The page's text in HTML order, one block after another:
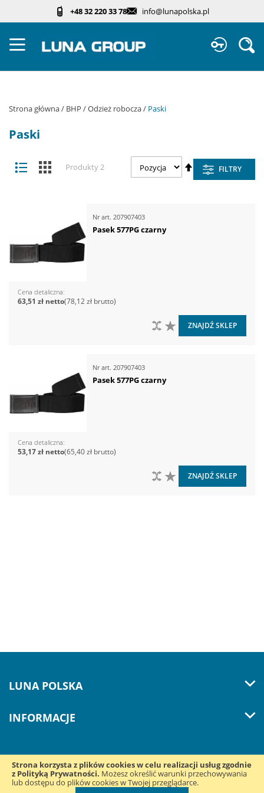
Strona korzysta z plików cookies w celu realizacji usług zgodnie
z Polityką Prywatności. Możesz określić warunki przechowywania
lub dostępu do plików cookies w Twojej przeglądarce.
+48 32 220 33 78 info@lunapolska.pl
Strona główna BHP Odzież robocza Paski
Paski
Zobacz
jako
Lista KafelkiProdukty2
Ustaw
kierunek
malejący
FILTRY
Nr art. 207907403
Pasek 577PG czarny
Cena detaliczna
78,12 zł
63,51 zł
DO LISTY ŻYCZEŃ
DO PORÓWNANIA
ZNAJDŹ SKLEP
Nr art. 207907403
Pasek 577PG czarny
Cena detaliczna
65,40 zł
53,17 zł
DO LISTY ŻYCZEŃ
DO PORÓWNANIA
ZNAJDŹ SKLEP
LUNA POLSKA
INFORMACJE
Śledź nas w mediach
społecznościowych: